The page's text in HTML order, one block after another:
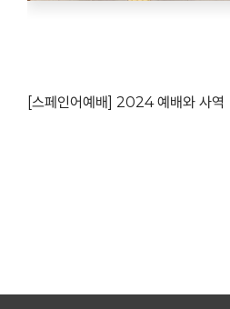
[스페인어예배] 2024 예배와 사역